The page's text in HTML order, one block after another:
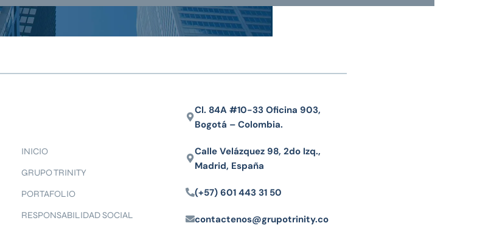
INICIO
GRUPO TRINITY
PORTAFOLIO
RESPONSABILIDAD SOCIAL
Cl. 84A #10-33 Oficina 903,
Bogotá – Colombia.
Calle Velázquez 98, 2do Izq.,
Madrid, España
(+57) 601 443 31 50
contactenos@grupotrinity.co